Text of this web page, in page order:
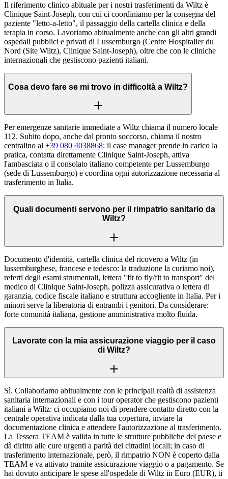
Il riferimento clinico abituale per i nostri trasferimenti da Wiltz è
Clinique Saint-Joseph, con cui ci coordiniamo per la consegna del
paziente "letto-a-letto", il passaggio della cartella clinica e della
terapia in corso. Lavoriamo abitualmente anche con gli altri grandi
ospedali pubblici e privati di Lussemburgo (Centre Hospitalier du
Nord (Site Wiltz), Clinique Saint-Joseph), oltre che con le cliniche
internazionali che gestiscono pazienti italiani.
Cosa devo fare se mi trovo in difficoltà a Wiltz?
Per emergenze sanitarie immediate a Wiltz chiama il numero locale
112. Subito dopo, anche dal pronto soccorso, chiama il nostro
centralino al +39 080 4038868: il case manager prende in carico la
pratica, contatta direttamente Clinique Saint-Joseph, attiva
l'ambasciata o il consolato italiano competente per Lussemburgo
(sede di Lussemburgo) e coordina ogni autorizzazione necessaria al
trasferimento in Italia.
Quali documenti servono per il rimpatrio sanitario da
Wiltz?
Documento d'identità, cartella clinica del ricovero a Wiltz (in
lussemburghese, francese e tedesco: la traduzione la curiamo noi),
referti degli esami strumentali, lettera "fit to fly/fit to transport" del
medico di Clinique Saint-Joseph, polizza assicurativa o lettera di
garanzia, codice fiscale italiano e struttura accogliente in Italia. Per i
minori serve la liberatoria di entrambi i genitori. Da considerare:
forte comunità italiana, gestione amministrativa molto fluida.
Lavorate con la mia assicurazione viaggio per il caso
di Wiltz?
Sì. Collaboriamo abitualmente con le principali realtà di assistenza
sanitaria internazionali e con i tour operator che gestiscono pazienti
italiani a Wiltz: ci occupiamo noi di prendere contatto diretto con la
centrale operativa indicata dalla tua copertura, inviare la
documentazione clinica e attendere l'autorizzazione al trasferimento.
La Tessera TEAM è valida in tutte le strutture pubbliche del paese e
dà diritto alle cure urgenti a parità dei cittadini locali; in caso di
trasferimento internazionale, però, il rimpatrio NON è coperto dalla
TEAM e va attivato tramite assicurazione viaggio o a pagamento. Se
hai dovuto anticipare le spese all'ospedale di Wiltz in Euro (EUR), ti